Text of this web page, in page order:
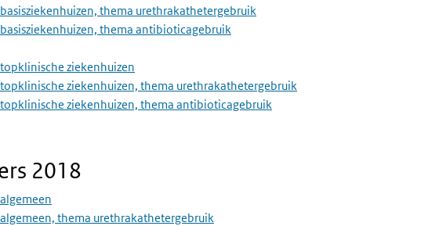
thema urethrakathetergebruik
thema antibioticagebruik
ziekenhuizen
ziekenhuizen, thema urethrakathetergebruik
ziekenhuizen, thema antibioticagebruik
2018
thema urethrakathetergebruik